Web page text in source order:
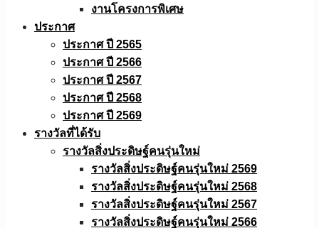
งานโครงการพิเศษ
ประกาศ
ประกาศ ปี 2565
ประกาศ ปี 2566
ประกาศ ปี 2567
ประกาศ ปี 2568
ประกาศ ปี 2569
รางวัลที่ได้รับ
รางวัลสิ่งประดิษฐ์คนรุ่นใหม่
รางวัลสิ่งประดิษฐ์คนรุ่นใหม่ 2569
รางวัลสิ่งประดิษฐ์คนรุ่นใหม่ 2568
รางวัลสิ่งประดิษฐ์คนรุ่นใหม่ 2567
รางวัลสิ่งประดิษฐ์คนรุ่นใหม่ 2566